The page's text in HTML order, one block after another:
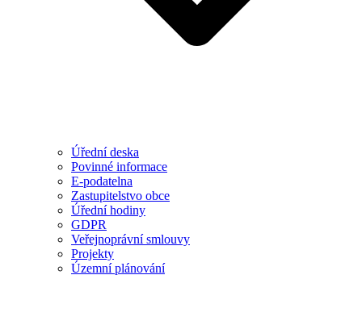
Úřední deska
Povinné informace
E-podatelna
Zastupitelstvo obce
Úřední hodiny
GDPR
Veřejnoprávní smlouvy
Projekty
Územní plánování